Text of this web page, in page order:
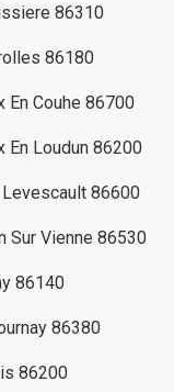
86310
86180
En Couhe 86700
En Loudun 86200
86600
Sur Vienne 86530
86140
86380
86200